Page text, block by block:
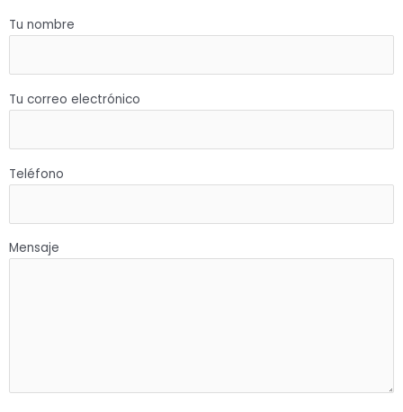
Tu nombre
Tu correo electrónico
Teléfono
Mensaje